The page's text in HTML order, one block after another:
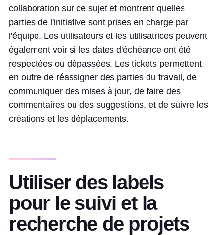
collaboration sur ce sujet et montrent quelles
parties de l'initiative sont prises en charge par
l'équipe. Les utilisateurs et les utilisatrices peuvent
également voir si les dates d'échéance ont été
respectées ou dépassées. Les tickets permettent
en outre de réassigner des parties du travail, de
communiquer des mises à jour, de faire des
commentaires ou des suggestions, et de suivre les
créations et les déplacements.
Utiliser des labels
pour le suivi et la
recherche de projets